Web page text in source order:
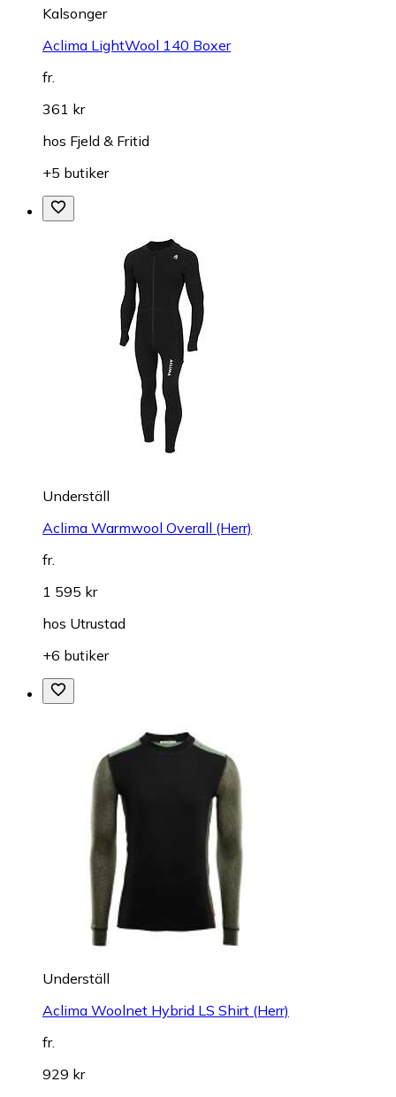
Kalsonger
Aclima LightWool 140 Boxer
fr.
361 kr
hos Fjeld & Fritid
+5 butiker
Underställ
Aclima Warmwool Overall (Herr)
fr.
1 595 kr
hos Utrustad
+6 butiker
Underställ
Aclima Woolnet Hybrid LS Shirt (Herr)
fr.
929 kr